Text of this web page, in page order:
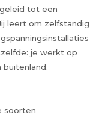
tot een
leert om zelfstandig
je werkt op
soorten